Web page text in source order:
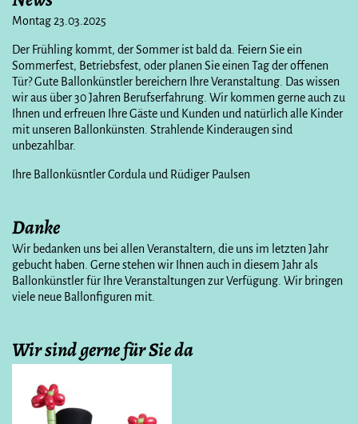
Montag 23.03.2025
Der Frühling kommt, der Sommer ist bald da. Feiern Sie ein
Sommerfest, Betriebsfest, oder planen Sie einen Tag der offenen
Tür? Gute Ballonkünstler bereichern Ihre Veranstaltung. Das wissen
wir aus über 30 Jahren Berufserfahrung. Wir kommen gerne auch zu
Ihnen und erfreuen Ihre Gäste und Kunden und natürlich alle Kinder
mit unseren Ballonkünsten. Strahlende Kinderaugen sind
unbezahlbar.
Ihre Ballonküsntler Cordula und Rüdiger Paulsen
Danke
Wir bedanken uns bei allen Veranstaltern, die uns im letzten Jahr
gebucht haben. Gerne stehen wir Ihnen auch in diesem Jahr als
Ballonkünstler für Ihre Veranstaltungen zur Verfügung. Wir bringen
viele neue Ballonfiguren mit.
Wir sind gerne für Sie da